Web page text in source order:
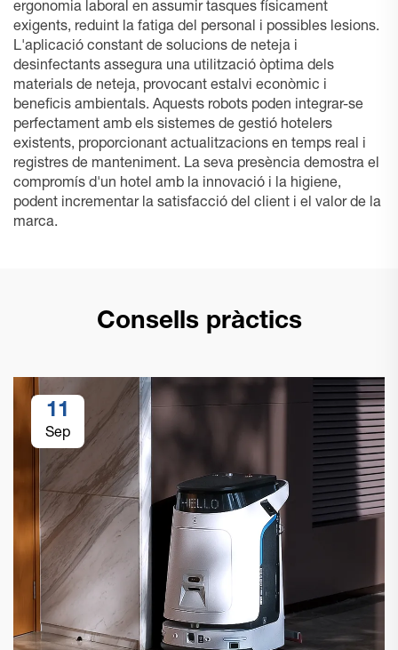
ergonomia laboral en assumir tasques físicament
exigents, reduint la fatiga del personal i possibles lesions.
L'aplicació constant de solucions de neteja i
desinfectants assegura una utilització òptima dels
materials de neteja, provocant estalvi econòmic i
beneficis ambientals. Aquests robots poden integrar-se
perfectament amb els sistemes de gestió hotelers
existents, proporcionant actualitzacions en temps real i
registres de manteniment. La seva presència demostra el
compromís d'un hotel amb la innovació i la higiene,
podent incrementar la satisfacció del client i el valor de la
marca.
Consells pràctics
11
Sep